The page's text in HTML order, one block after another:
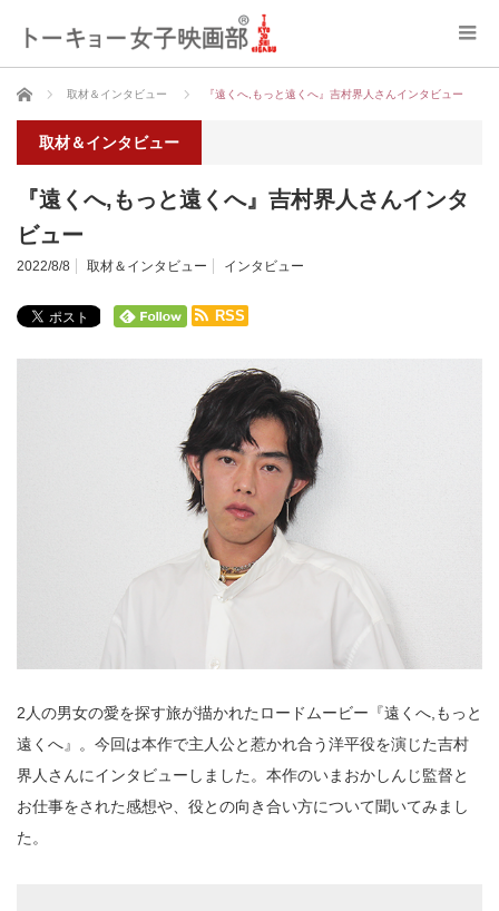
ホーム 取材＆インタビュー 『遠くへ,もっと遠くへ』吉村界人さんインタビュー
取材＆インタビュー
『遠くへ,もっと遠くへ』吉村界人さんインタ
ビュー
2022/8/8 取材＆インタビュー インタビュー
RSS
2人の男⼥の愛を探す旅が描かれたロードムービー『遠くへ,もっと
遠くへ』。今回は本作で主人公と惹かれ合う洋平役を演じた吉村
界人さんにインタビューしました。本作のいまおかしんじ監督と
お仕事をされた感想や、役との向き合い方について聞いてみまし
た。